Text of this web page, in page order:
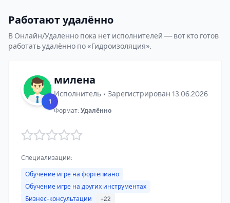
Работают удалённо
В Онлайн/Удаленно пока нет исполнителей — вот кто готов
работать удалённо по «Гидроизоляция».
1
милена
Исполнитель • Зарегистрирован 13.06.2026
Формат: Удалённо
Специализации:
Обучение игре на фортепиано
Обучение игре на других инструментах
Бизнес-консультации
+22